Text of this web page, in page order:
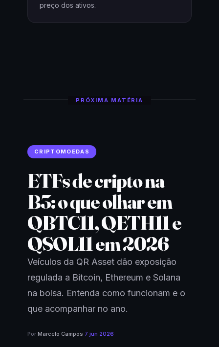
preço dos ativos.
PRÓXIMA MATÉRIA
CRIPTOMOEDAS
ETFs de cripto na
B3: o que olhar em
QBTC11, QETH11 e
QSOL11 em 2026
Veículos da QR Asset dão exposição
regulada a Bitcoin, Ethereum e Solana
na bolsa. Entenda como funcionam e o
que acompanhar no ano.
Por Marcelo Campos·7 jun 2026